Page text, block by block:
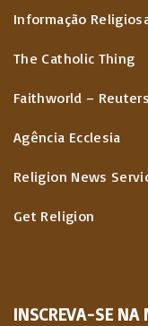
Informação
The Catholic Thing
Faithworld – Reuters
Agência Ecclesia
Religion News
Get Religion
INSCREVA-SE NA